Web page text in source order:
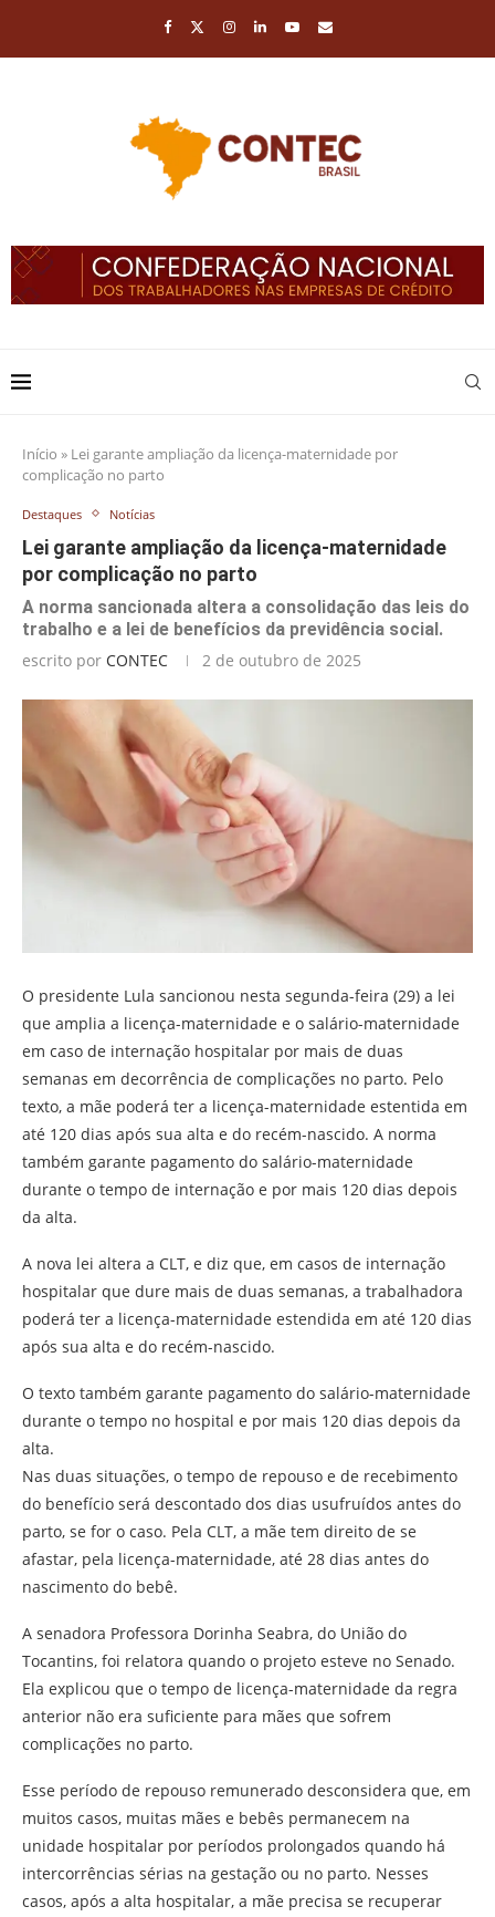
Início » Lei garante ampliação da licença-maternidade por
complicação no parto
Destaques Notícias
Lei garante ampliação da licença-maternidade
por complicação no parto
A norma sancionada altera a consolidação das leis do
trabalho e a lei de benefícios da previdência social.
escrito por CONTEC 2 de outubro de 2025
O presidente Lula sancionou nesta segunda-feira (29) a lei
que amplia a licença-maternidade e o salário-maternidade
em caso de internação hospitalar por mais de duas
semanas em decorrência de complicações no parto. Pelo
texto, a mãe poderá ter a licença-maternidade estentida em
até 120 dias após sua alta e do recém-nascido. A norma
também garante pagamento do salário-maternidade
durante o tempo de internação e por mais 120 dias depois
da alta.
A nova lei altera a CLT, e diz que, em casos de internação
hospitalar que dure mais de duas semanas, a trabalhadora
poderá ter a licença-maternidade estendida em até 120 dias
após sua alta e do recém-nascido.
O texto também garante pagamento do salário-maternidade
durante o tempo no hospital e por mais 120 dias depois da
alta.
Nas duas situações, o tempo de repouso e de recebimento
do benefício será descontado dos dias usufruídos antes do
parto, se for o caso. Pela CLT, a mãe tem direito de se
afastar, pela licença-maternidade, até 28 dias antes do
nascimento do bebê.
A senadora Professora Dorinha Seabra, do União do
Tocantins, foi relatora quando o projeto esteve no Senado.
Ela explicou que o tempo de licença-maternidade da regra
anterior não era suficiente para mães que sofrem
complicações no parto.
Esse período de repouso remunerado desconsidera que, em
muitos casos, muitas mães e bebês permanecem na
unidade hospitalar por períodos prolongados quando há
intercorrências sérias na gestação ou no parto. Nesses
casos, após a alta hospitalar, a mãe precisa se recuperar